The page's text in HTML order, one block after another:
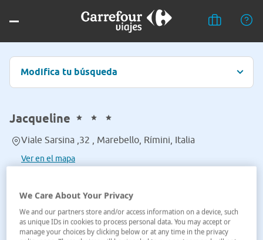
Modifica tu búsqueda
Jacqueline
Viale Sarsina ,32 , Marebello, Rímini, Italia
Ver en el mapa
We Care About Your Privacy
We and our partners store and/or access information on a device, such
as unique IDs in cookies to process personal data. You may accept or
manage your choices by clicking below or at any time in the privacy